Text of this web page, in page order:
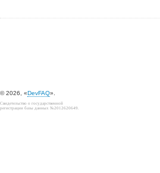
© 2026, «DevFAQ».
Свидетельство о государственной
регистрации базы данных №2012620649.